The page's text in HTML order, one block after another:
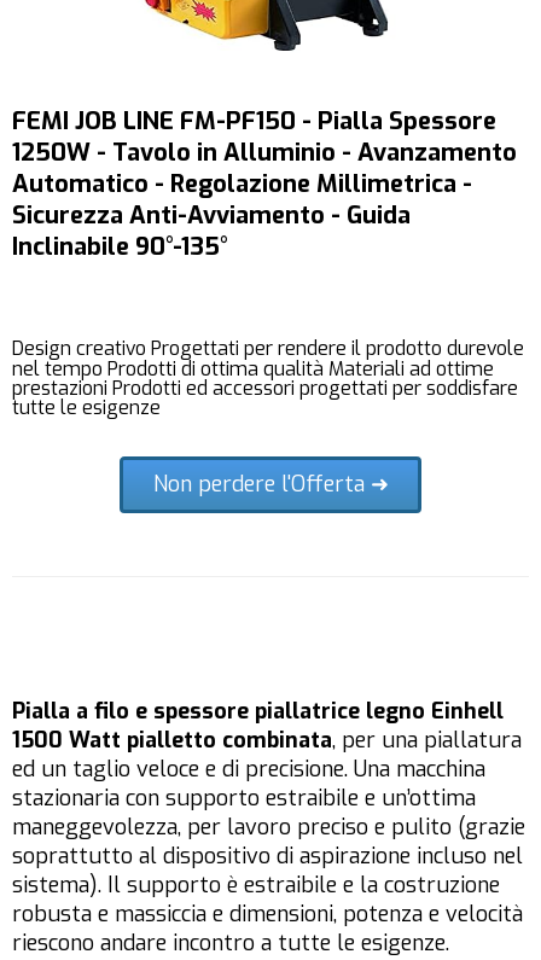
FEMI JOB LINE FM-PF150 - Pialla Spessore
1250W - Tavolo in Alluminio - Avanzamento
Automatico - Regolazione Millimetrica -
Sicurezza Anti-Avviamento - Guida
Inclinabile 90°-135°
Design creativo Progettati per rendere il prodotto durevole
nel tempo Prodotti di ottima qualità Materiali ad ottime
prestazioni Prodotti ed accessori progettati per soddisfare
tutte le esigenze
Non perdere l'Offerta ➜
Pialla a filo e spessore piallatrice legno Einhell
1500 Watt pialletto combinata, per una piallatura
ed un taglio veloce e di precisione. Una macchina
stazionaria con supporto estraibile e un’ottima
maneggevolezza, per lavoro preciso e pulito (grazie
soprattutto al dispositivo di aspirazione incluso nel
sistema). Il supporto è estraibile e la costruzione
robusta e massiccia e dimensioni, potenza e velocità
riescono andare incontro a tutte le esigenze.